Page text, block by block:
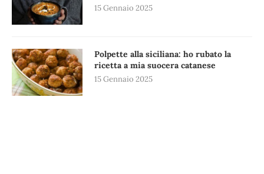
15 Gennaio 2025
Polpette alla siciliana: ho rubato la
ricetta a mia suocera catanese
15 Gennaio 2025